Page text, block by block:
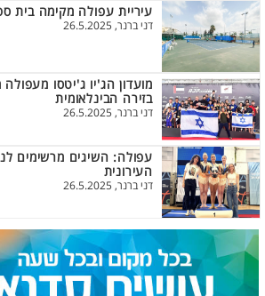
עיריית עפולה מקימה בית
דני ברנר, 26.5.2025
מועדון הג'יו ג'יטסו
בזירה הבינלאומית
דני ברנר, 26.5.2025
עפולה: השיגים מרשימים
העירונית
דני ברנר, 26.5.2025